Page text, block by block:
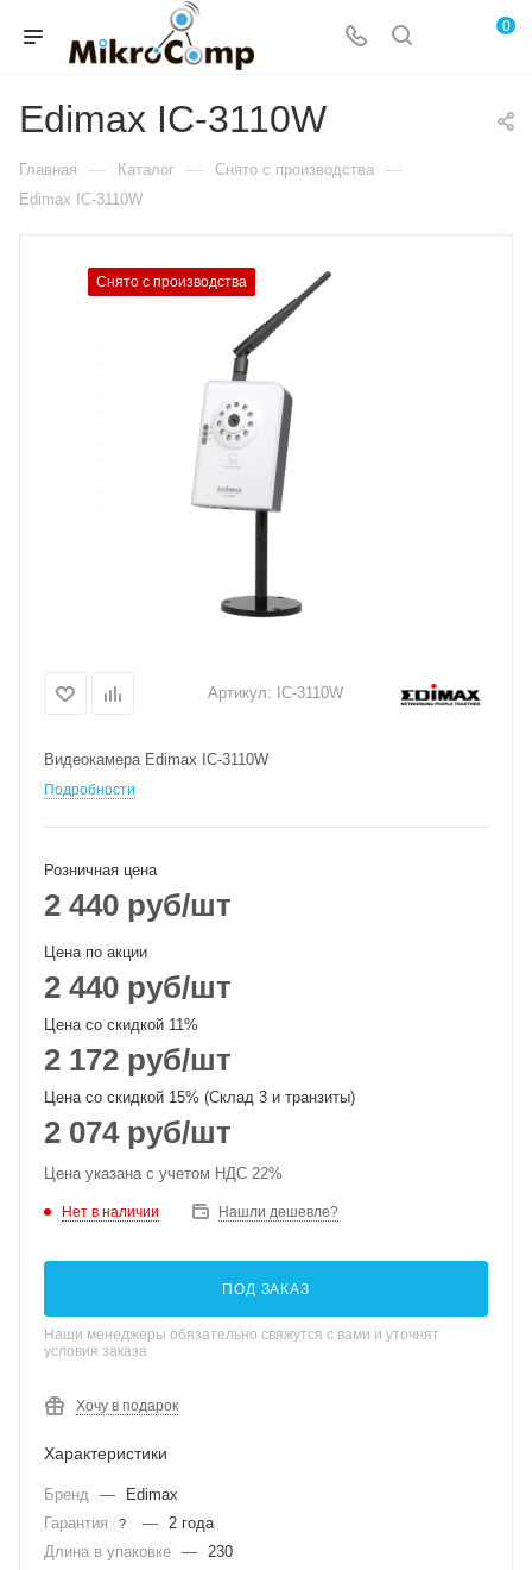
0
Edimax IC-3110W
Главная — Каталог — Снято с производства —
Edimax IC-3110W
Снято с производства
Артикул: IC-3110W
Видеокамера Edimax IC-3110W
Подробности
Розничная цена
2 440 руб/шт
Цена по акции
2 440 руб/шт
Цена со скидкой 11%
2 172 руб/шт
Цена со скидкой 15% (Склад 3 и транзиты)
2 074руб/шт
Цена указана с учетом НДС 22%
Нет в наличии Нашли дешевле?
ПОД ЗАКАЗ
Наши менеджеры обязательно свяжутся с вами и уточнят
условия заказа
Хочу в подарок
Характеристики
Бренд —
Edimax
Гарантия
? — 2 года
Длина в упаковке — 230